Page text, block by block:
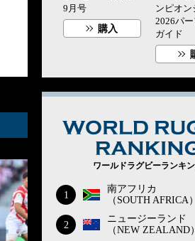
9月号
購入
ンピオン
2026パ
ガイド
ワールドラグビーランキ
1
南アフリカ
（SOUTH AFRICA）
2
ニュージーランド
（NEW ZEALAND）